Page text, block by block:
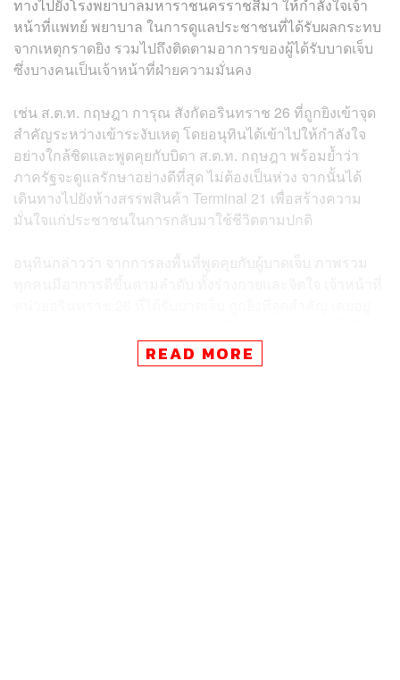
ทางไปยังโรงพยาบาลมหาราชนครราชสีมา ให้กำลังใจเจ้า
หน้าที่แพทย์ พยาบาล ในการดูแลประชาชนที่ได้รับผลกระทบ
จากเหตุกราดยิง รวมไปถึงติดตามอาการของผู้ได้รับบาดเจ็บ
ซึ่งบางคนเป็นเจ้าหน้าที่ฝ่ายความมั่นคง
เช่น ส.ต.ท. กฤษฎา การุณ สังกัดอรินทราช 26 ที่ถูกยิงเข้าจุด
สำคัญระหว่างเข้าระงับเหตุ โดยอนุทินได้เข้าไปให้กำลังใจ
อย่างใกล้ชิดและพูดคุยกับบิดา ส.ต.ท. กฤษฎา พร้อมย้ำว่า
ภาครัฐจะดูแลรักษาอย่างดีที่สุด ไม่ต้องเป็นห่วง จากนั้นได้
เดินทางไปยังห้างสรรพสินค้า Terminal 21 เพื่อสร้างความ
มั่นใจแก่ประชาชนในการกลับมาใช้ชีวิตตามปกติ
อนุทินกล่าวว่า จากการลงพื้นที่พูดคุยกับผู้บาดเจ็บ ภาพรวม
และตอบสนองได้แล้ว แต่ไม่อยากให้เขาแค่ปลอดภัย แต่
ต้องการให้หายเป็นปกติ
READ MORE